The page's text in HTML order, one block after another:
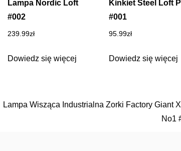
Lampa Nordic Loft
#002
239.99zł
Dowiedz się więcej
Kinkiet Steel Loft
#001
95.99zł
Dowiedz się więcej
Lampa Wisząca Industrialna Zorki Factory Giant
No1